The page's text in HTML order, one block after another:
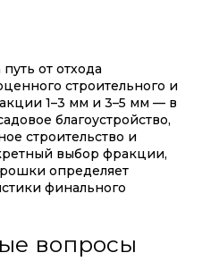
от отхода
строительного и
1–3 мм и 3–5 мм — в
благоустройство,
строительство и
выбор фракции,
определяет
финального
вопросы